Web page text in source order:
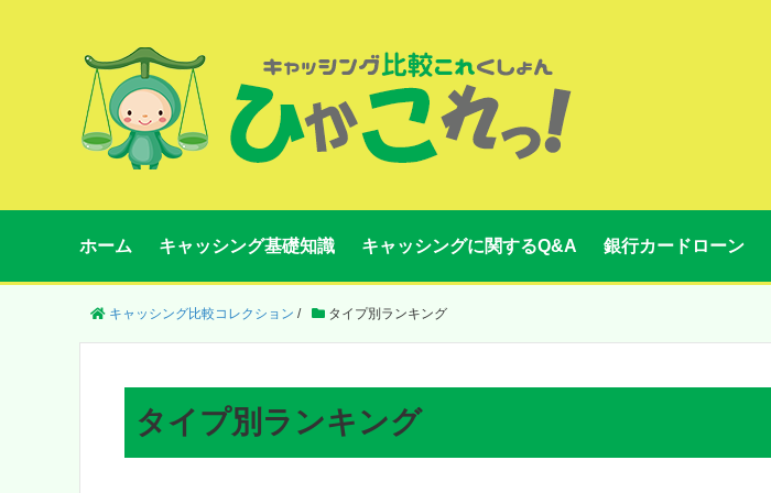
ホーム キャッシング基礎知識 キャッシングに関するQ&A 銀行カードローン
キャッシング比較コレクション / タイプ別ランキング
タイプ別ランキング